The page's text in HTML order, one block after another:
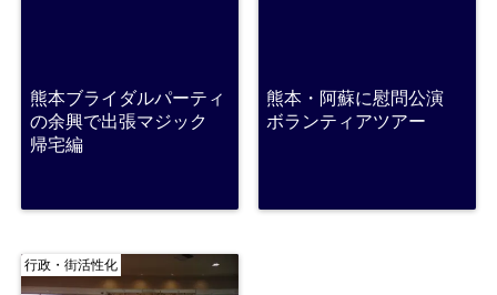
熊本ブライダルパーティ
の余興で出張マジック
帰宅編
熊本・阿蘇に慰問公演
ボランティアツアー
行政・街活性化